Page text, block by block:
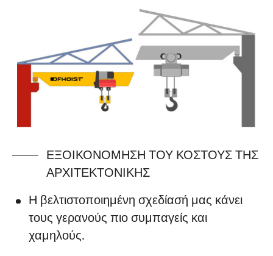
ΕΞΟΙΚΟΝΌΜΗΣΗ ΤΟΥ ΚΌΣΤΟΥΣ ΤΗΣ
ΑΡΧΙΤΕΚΤΟΝΙΚΉΣ
Η βελτιστοποιημένη σχεδίασή μας κάνει
τους γερανούς πιο συμπαγείς και
χαμηλούς.